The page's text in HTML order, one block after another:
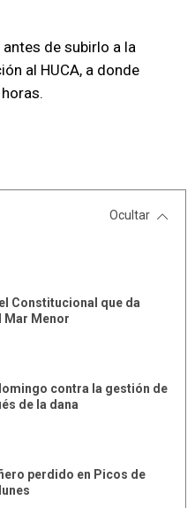
de subirlo a la
al HUCA, a donde
Ocultar
Constitucional que da
Mar Menor
contra la gestión de
de la dana
perdido en Picos de